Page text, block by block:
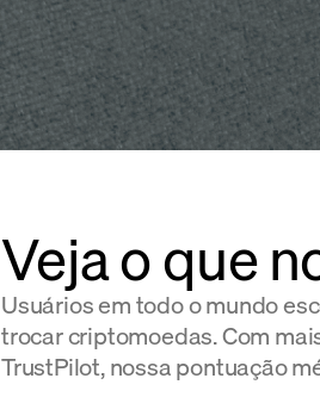
Veja o que
Usuários em todo o mundo
trocar criptomoedas. Com
TrustPilot, nossa pontuação